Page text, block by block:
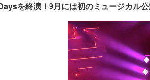
音楽
グラビア
ショッピング
ペット
その他
を終演！9月には初のミュージカル